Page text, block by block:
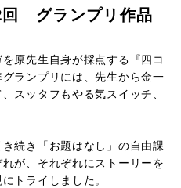
グランプリ作品
原先生自身が採点する『四コ
ランプリには、先生から金一
スッタフもやる気スイッチ、
続き「お題はなし」の自由課
が、それぞれにストーリーを
トライしました。